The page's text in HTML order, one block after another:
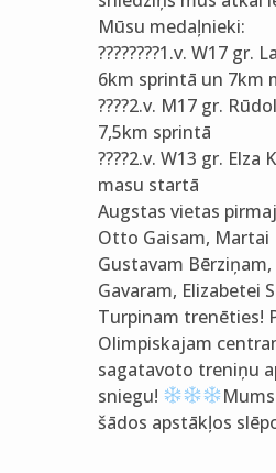
Mūsu medaļnieki:
????????1.v. W17 gr.
6km sprintā un 7km
????2.v. M17 gr.
7,5km sprintā
????2.v. W13 gr. Elza
masu startā
Augstas vietas
Otto Gaisam, Martai
Gustavam Bērziņam,
Gavaram, Elizabetei
Turpinam trenēties!
Olimpiskajam
sagatavoto treniņu
sniegu!
šādos apstākļos